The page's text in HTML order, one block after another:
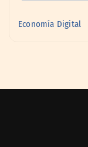
Economía Digital